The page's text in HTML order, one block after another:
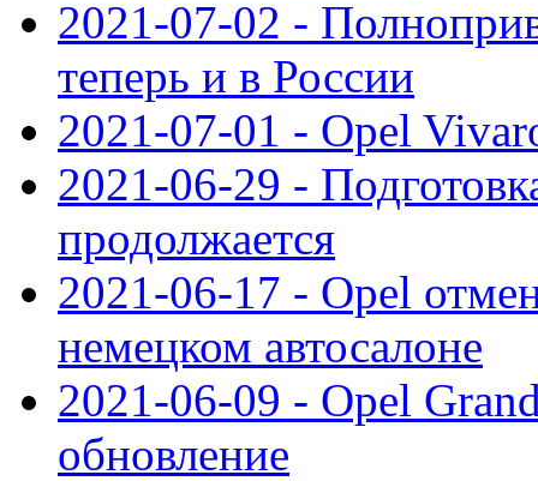
2021-07-02 -
теперь и в России
2021-07-01 - Opel
2021-06-29 -
продолжается
2021-06-17 - Opel
немецком автосалоне
2021-06-09 - Opel
обновление